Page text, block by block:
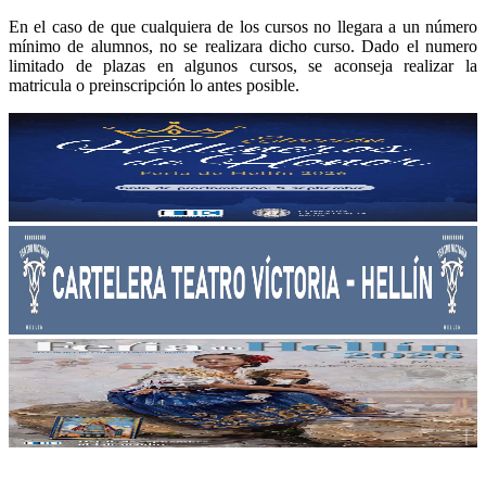
En el caso de que cualquiera de los cursos no llegara a un número
mínimo de alumnos, no se realizara dicho curso. Dado el numero
limitado de plazas en algunos cursos, se aconseja realizar la
matricula o preinscripción lo antes posible.